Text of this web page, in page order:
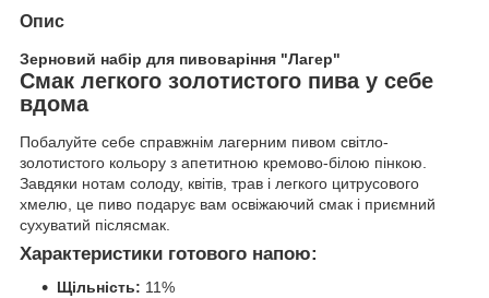
Опис
Зерновий набір для пивоваріння "Лагер"
Смак легкого золотистого пива у себе
вдома
Побалуйте себе справжнім лагерним пивом світло-
золотистого кольору з апетитною кремово-білою пінкою.
Завдяки нотам солоду, квітів, трав і легкого цитрусового
хмелю, це пиво подарує вам освіжаючий смак і приємний
сухуватий післясмак.
Характеристики готового напою:
Щільність: 11%